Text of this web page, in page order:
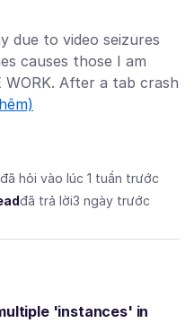
due to video seizures
causes those I am
After a tab crash
đã hỏi vào lúc 1 tuần trước
đã trả lời3 ngày trước
'instances' in